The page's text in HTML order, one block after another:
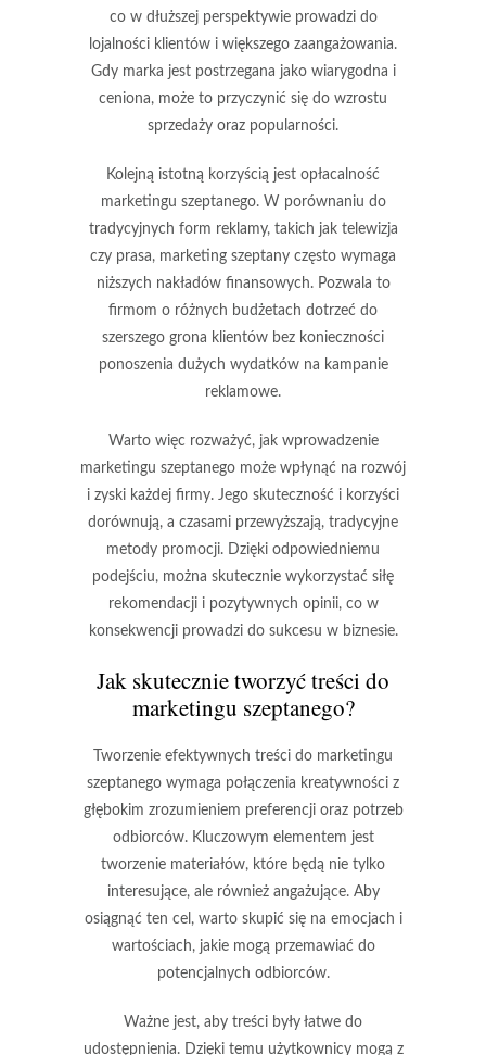
co w dłuższej perspektywie prowadzi do
lojalności klientów i większego zaangażowania.
Gdy marka jest postrzegana jako wiarygodna i
ceniona, może to przyczynić się do wzrostu
sprzedaży oraz popularności.
Kolejną istotną korzyścią jest opłacalność
marketingu szeptanego. W porównaniu do
tradycyjnych form reklamy, takich jak telewizja
czy prasa, marketing szeptany często wymaga
niższych nakładów finansowych. Pozwala to
firmom o różnych budżetach dotrzeć do
szerszego grona klientów bez konieczności
ponoszenia dużych wydatków na kampanie
reklamowe.
Warto więc rozważyć, jak wprowadzenie
marketingu szeptanego może wpłynąć na rozwój
i zyski każdej firmy. Jego skuteczność i korzyści
dorównują, a czasami przewyższają, tradycyjne
metody promocji. Dzięki odpowiedniemu
podejściu, można skutecznie wykorzystać siłę
rekomendacjii pozytywnych opinii, co w
konsekwencji prowadzi do sukcesu w biznesie.
Jak skutecznie tworzyć treści do
marketingu szeptanego?
Tworzenie efektywnych treści do marketingu
szeptanego wymaga połączenia kreatywności z
głębokim zrozumieniem preferencji oraz potrzeb
odbiorców. Kluczowym elementem jest
tworzenie materiałów, które będą nie tylko
interesujące, ale również angażujące. Aby
osiągnąć ten cel, warto skupić się na emocjach i
wartościach, jakie mogą przemawiać do
potencjalnych odbiorców.
Ważne jest, aby treści były łatwe do
udostępnienia. Dzięki temu użytkownicy mogą z